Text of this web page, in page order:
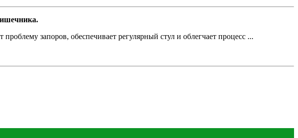
запоров, обеспечивает регулярный стул и облегчает процесс ...